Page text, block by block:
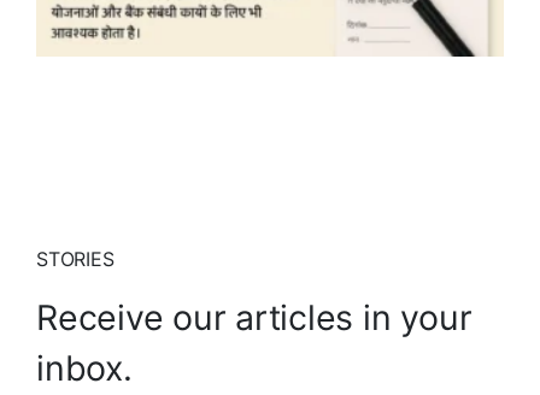
STORIES
Receive our articles in your
inbox.